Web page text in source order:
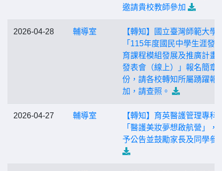
邀請貴校教師參加
2026-04-28 輔導室
【轉知】國立臺灣師範大學
「115年度國民中學生涯發
育課程模組發展及推廣計畫
發表會（線上）」報名簡章1
份，請各校轉知所屬踴躍報
加，請查照。
2026-04-27 輔導室
【轉知】育英醫護管理專科
「醫護美妝夢想啟航營」，
予公告並鼓勵家長及同學參